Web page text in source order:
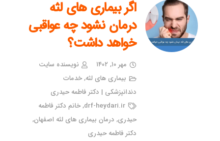
اگر بیماری های لثه
درمان نشود چه عواقبی
خواهد داشت؟
مهر ۱۰, ۱۴۰۲
نویسنده سایت
بیماری های لثه,خدمات
دندانپزشکی | دکتر فاطمه حیدری
drf-heydari.ir
,خانم دکتر فاطمه
حیدری, درمان بیماری های لثه اصفهان,
دکتر فاطمه حیدری